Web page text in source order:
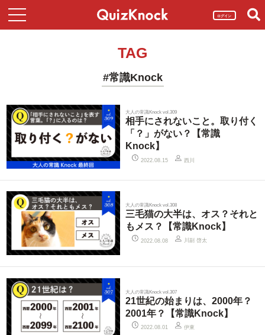
ログイン
TAG
#常識Knock
大人の常識Knock vol.309
相手にされないこと。取り付く
「？」がない？【常識
Knock】
2022.08.15 西川
大人の常識Knock vol.308
三毛猫の大半は、オス？それと
もメス？【常識Knock】
2022.08.08 川副 啓太
大人の常識Knock vol.307
21世紀の始まりは、2000年？
2001年？【常識Knock】
2022.08.01 伊東